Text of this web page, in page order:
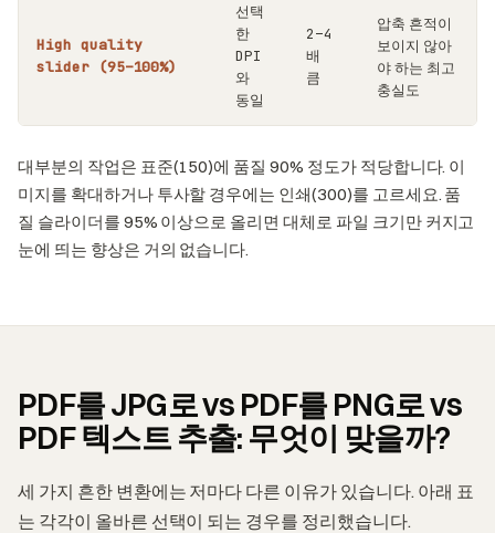
High quality
slider (95–100%)
선택
한
DPI
와
동일
2–4
배
큼
압축 흔적이
보이지 않아
야 하는 최고
충실도
대부분의 작업은 표준(150)에 품질 90% 정도가 적당합니다. 이
미지를 확대하거나 투사할 경우에는 인쇄(300)를 고르세요. 품
질 슬라이더를 95% 이상으로 올리면 대체로 파일 크기만 커지고
눈에 띄는 향상은 거의 없습니다.
PDF를 JPG로 vs PDF를 PNG로 vs
PDF 텍스트 추출: 무엇이 맞을까?
세 가지 흔한 변환에는 저마다 다른 이유가 있습니다. 아래 표
는 각각이 올바른 선택이 되는 경우를 정리했습니다.